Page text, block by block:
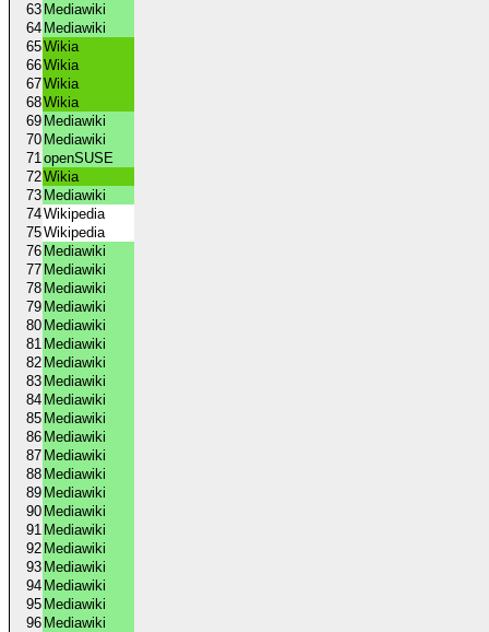
63 Mediawiki
64 Mediawiki
65Wikia
66Wikia
67Wikia
68Wikia
69 Mediawiki
70 Mediawiki
71openSUSE
72Wikia
73 Mediawiki
74Wikipedia
75Wikipedia
76 Mediawiki
77 Mediawiki
78 Mediawiki
79 Mediawiki
80 Mediawiki
81 Mediawiki
82 Mediawiki
83 Mediawiki
84 Mediawiki
85 Mediawiki
86 Mediawiki
87 Mediawiki
88 Mediawiki
89 Mediawiki
90 Mediawiki
91 Mediawiki
92 Mediawiki
93 Mediawiki
94 Mediawiki
95 Mediawiki
96 Mediawiki